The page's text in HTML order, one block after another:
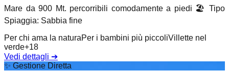
Mare da 900 Mt. percorribili comodamente a piedi 🏖️ Tipo
Spiaggia: Sabbia fine
Per chi ama la naturaPer i bambini più piccoliVillette nel
verde+18
Vedi dettagli ➔
✨ Gestione Diretta